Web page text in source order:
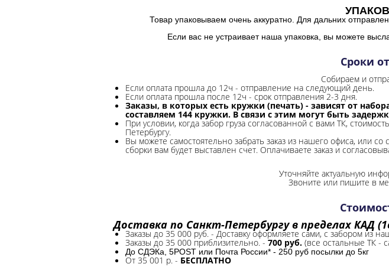
Товар упаковываем очень аккуратно. Для дальних
Если вас не устраивает наша упаковка, вы можете
Сроки
Собираем и
Если оплата прошла до 12ч - отправление на следующий день.
Если оплата прошла после 12ч - срок отправления 2-3 дня.
Заказы, в которых есть кружки (печать) - зависят от
составляем 144 кружки. В связи с этим могут быть
При условии, когда забор груза согласованной с вами ТК,
Петербургу.
Вы можете самостоятельно забрать заказ из нашего офиса, или со
сборки вам будет выставлен счет. Оплачиваете заказ и
Уточняйте актуальную
Звоните или пишите в
Доставка по Санкт-Петербургу в пределах КАД
Заказы до 35 000 руб. - Доставку оформляете сами, с забором из
Заказы до 35 000 приблизительно. - 700 руб. (все остальные ТК -
До СДЭКа, 5POST или Почта России* - 250 руб посылки до 5кг
От 35 001 р. - БЕСПЛАТНО